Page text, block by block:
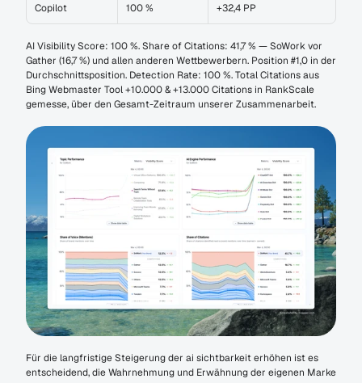
Copilot 100 % +32,4 PP
AI Visibility Score: 100 %. Share of Citations: 41,7 % — SoWork vor
Gather (16,7 %) und allen anderen Wettbewerbern. Position #1,0 in der
Durchschnittsposition. Detection Rate: 100 %. Total Citations aus
Bing Webmaster Tool +10.000 & +13.000 Citations in RankScale
gemesse, über den Gesamt-Zeitraum unserer Zusammenarbeit.
Für die langfristige Steigerung der ai sichtbarkeit erhöhen ist es
entscheidend, die Wahrnehmung und Erwähnung der eigenen Marke